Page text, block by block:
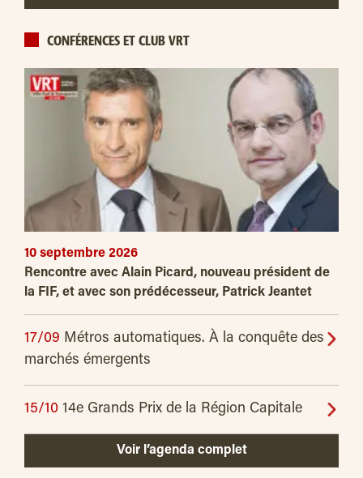
CONFÉRENCES ET CLUB VRT
10 septembre 2026
Rencontre avec Alain Picard, nouveau président de
la FIF, et avec son prédécesseur, Patrick Jeantet
17/09 Métros automatiques. À la conquête des
marchés émergents
15/10 14e Grands Prix de la Région Capitale
Voir l’agenda complet